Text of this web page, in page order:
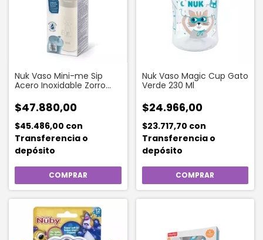
Nuk Vaso Mini-me Sip
Acero Inoxidable Zorro
$47.880,00
$45.486,00 con
Transferencia o
depósito
Nuk Vaso Magic Cup Gato
Verde 230 Ml
$24.966,00
$23.717,70 con
Transferencia o
depósito